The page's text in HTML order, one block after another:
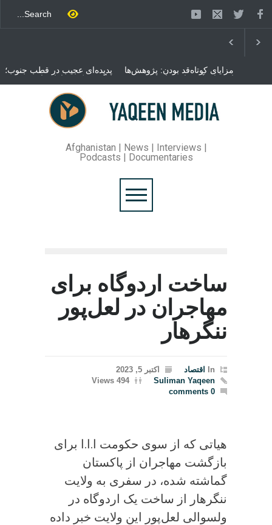
پدیده‌ای عجیب در قطب جنوب؛
پنگوئنی که هزاران بار در روز
می‌خوابد
مزایای کوتاه‌قد بودن: پژوهش‌ها
از فواید آن برای سلامتی
می‌گویند
محمدباقر قالیباف، رئیس
مجلس ایران، با انتقاد تند از
سیاست‌های دونالد ترمپ اعلام
کرد که واشنگتن تلاش دارد با
روند گفتگوها را از مسیر
مذاکره به سمت تسلیم سوق
دهد.
Afghanistan | News | Interviews |
Podcasts | Documentaries
ساخت اردوگاه برای
مهاجران در لعل‌پور
ننگرهار
In اقتصاد
اکتبر 5, 2023
Suliman Yaqeen
494 Views
0 comments
هیاتی که از سوی حکومت ا.ا.ا برای
بازگشت مهاجران از پاکستان
گماشته شده، در سفری به ولایت
ننگرهار از ساخت یک اردوگاه در
ولسوالی لعل‌پور این ولایت خبر داده